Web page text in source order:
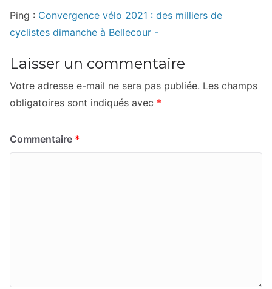
Ping : Convergence vélo 2021 : des milliers de
cyclistes dimanche à Bellecour -
Laisser un commentaire
Votre adresse e-mail ne sera pas publiée. Les champs
obligatoires sont indiqués avec *
Commentaire *